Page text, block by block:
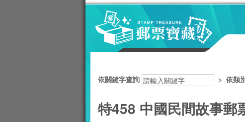
依關鍵字查詢 > 依類
特458 中國民間故事郵